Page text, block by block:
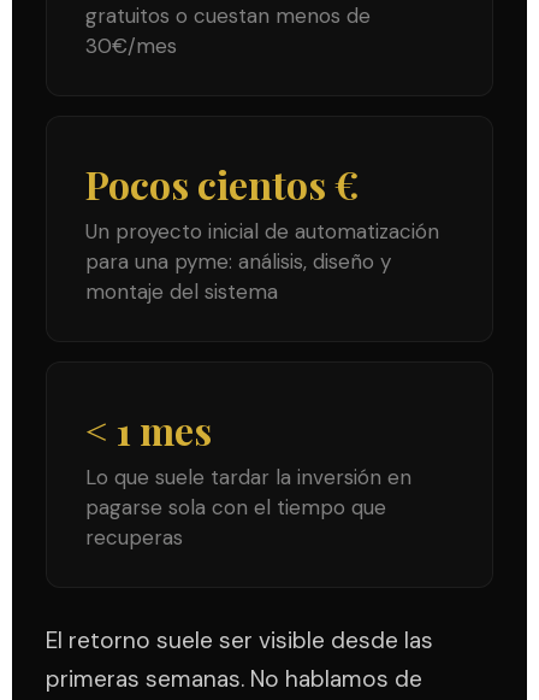
gratuitos o cuestan menos de
30€/mes
Pocos cientos €
Un proyecto inicial de automatización
para una pyme: análisis, diseño y
montaje del sistema
< 1 mes
Lo que suele tardar la inversión en
pagarse sola con el tiempo que
recuperas
El retorno suele ser visible desde las
primeras semanas. No hablamos de